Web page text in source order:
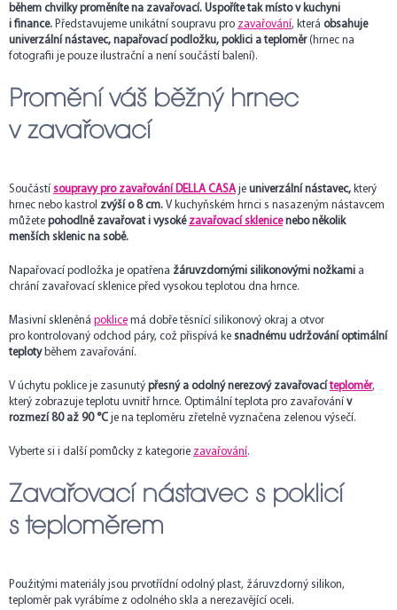
během chvilky proměníte na zavařovací. Uspoříte tak místo v kuchyni
i finance. Představujeme unikátní soupravu pro zavařování, která obsahuje
univerzální nástavec, napařovací podložku, poklici a teploměr(hrnec na
fotografii je pouze ilustrační a není součástí balení).
Promění váš běžný hrnec
v zavařovací
Součástí soupravy pro zavařování DELLA CASAje univerzální nástavec, který
hrnec nebo kastrol zvýší o 8 cm. V kuchyňském hrnci s nasazeným nástavcem
můžete pohodlně zavařovat i vysoké zavařovací sklenicenebo několik
menších sklenic na sobě.
Napařovací podložka je opatřena žáruvzdornými silikonovými nožkami a
chrání zavařovací sklenice před vysokou teplotou dna hrnce.
Masivní skleněná poklice má dobře těsnící silikonový okraj a otvor
pro kontrolovaný odchod páry, což přispívá ke snadnému udržování optimální
teplotyběhem zavařování.
V úchytu poklice je zasunutý přesný a odolný nerezový zavařovacíteploměr,
který zobrazuje teplotu uvnitř hrnce. Optimální teplota pro zavařování v
rozmezí 80 až 90 °C je na teploměru zřetelně vyznačena zelenou výsečí.
Vyberte si i další pomůcky z kategorie zavařování.
Zavařovací nástavec s poklicí
s teploměrem
Použitými materiály jsou prvotřídní odolný plast, žáruvzdorný silikon,
teploměr pak vyrábíme z odolného skla a nerezavějící oceli.